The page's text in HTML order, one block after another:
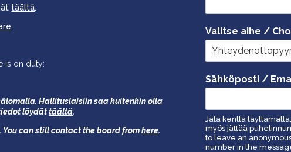
täältä.
.
is on duty:
Hallituslaisiin saa kuitenkin olla
löydättäältä.
You can still contact the board fromhere.
Valitse aihe /
Sähköposti /
Jätä kenttä
myös jättää
to leave an
number in the